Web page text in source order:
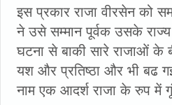
इस प्रकार राजा वीरसेन को
ने उसे सम्मान पूर्वक उसके
घटना से बाकी सारे राजाओं के
यश और प्रतिष्ठा और भी बढ
नाम एक आदर्श राजा के रुप में